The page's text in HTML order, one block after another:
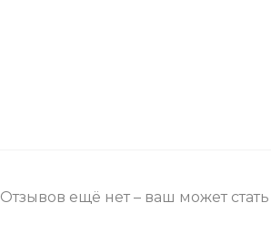
Отзывов ещё нет – ваш может